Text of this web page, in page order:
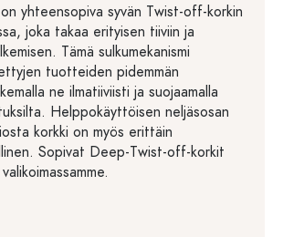
yhteensopiva syvän Twist-off-korkin
joka takaa erityisen tiiviin ja
Tämä sulkumekanismi
tuotteiden pidemmän
ne ilmatiiviisti ja suojaamalla
Helppokäyttöisen neljäsosan
korkki on myös erittäin
Sopivat Deep-Twist-off-korkit